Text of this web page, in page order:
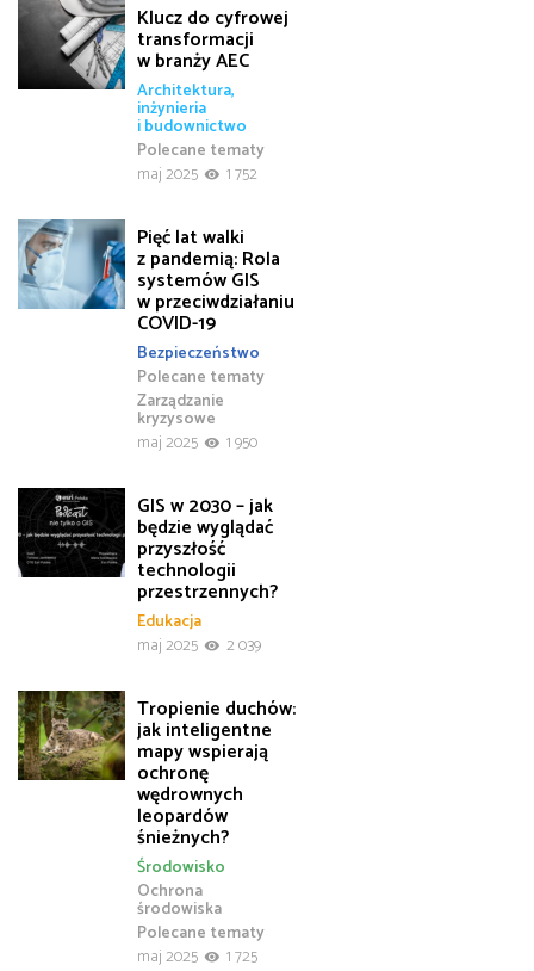
Klucz do cyfrowej
transformacji
w branży AEC
Architektura,
inżynieria
i budownictwo
Polecane tematy
maj 2025
1 752
Pięć lat walki
z pandemią: Rola
systemów GIS
w przeciwdziałaniu
COVID-19
Bezpieczeństwo
Polecane tematy
Zarządzanie
kryzysowe
maj 2025
1 950
GIS w 2030 – jak
będzie wyglądać
przyszłość
technologii
przestrzennych?
Edukacja
maj 2025
2 039
Tropienie duchów:
jak inteligentne
mapy wspierają
ochronę
wędrownych
leopardów
śnieżnych?
Ochrona
środowiska
Polecane tematy
Środowisko
maj 2025 1 725